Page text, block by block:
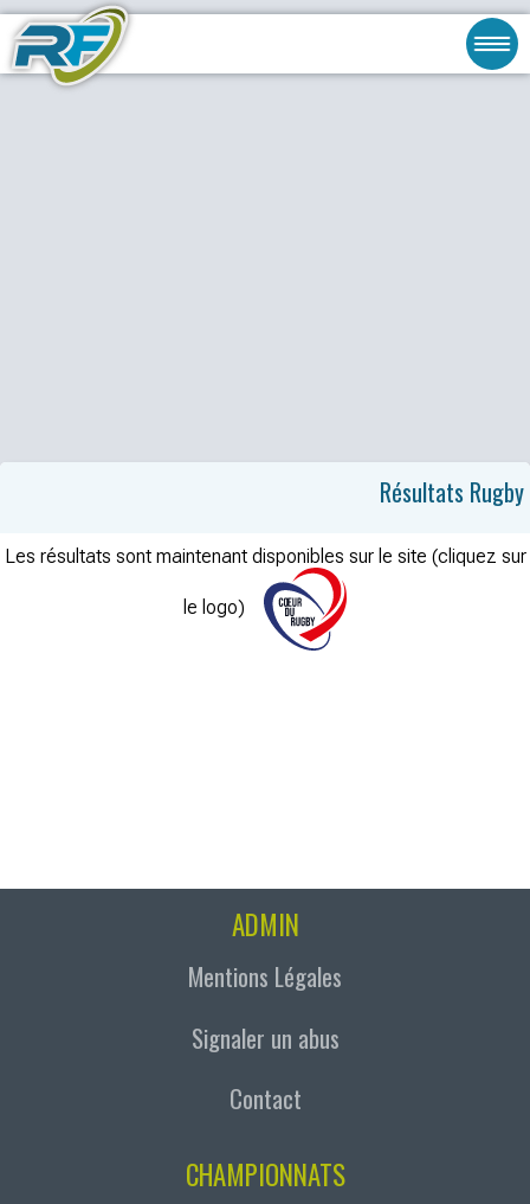
Résultats Rugby
Les résultats sont maintenant disponibles sur le site (cliquez sur
le logo)
ADMIN
Mentions Légales
Signaler un abus
Contact
CHAMPIONNATS